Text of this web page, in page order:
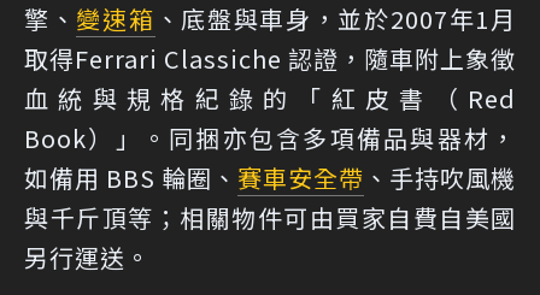
擎、 變速箱 、底盤與車身，並於2007年1月
取得Ferrari Classiche 認證，隨車附上象徵
血統與規格紀錄的「紅皮書（Red
Book）」。同捆亦包含多項備品與器材，
如備用 BBS 輪圈、 賽車安全帶 、手持吹風機
與千斤頂等；相關物件可由買家自費自美國
另行運送。